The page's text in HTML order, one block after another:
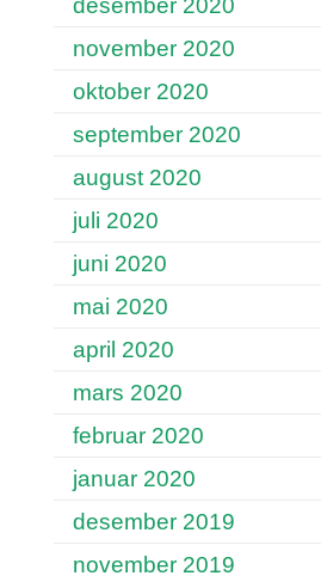
desember 2020
november 2020
oktober 2020
september 2020
august 2020
juli 2020
juni 2020
mai 2020
april 2020
mars 2020
februar 2020
januar 2020
desember 2019
november 2019